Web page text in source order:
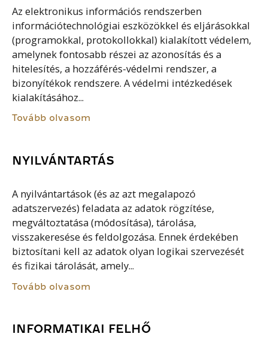
Az elektronikus információs rendszerben
információtechnológiai eszközökkel és eljárásokkal
(programokkal, protokollokkal) kialakított védelem,
amelynek fontosabb részei az azonosítás és a
hitelesítés, a hozzáférés-védelmi rendszer, a
bizonyítékok rendszere. A védelmi intézkedések
kialakításához...
Tovább olvasom
NYILVÁNTARTÁS
A nyilvántartások (és az azt megalapozó
adatszervezés) feladata az adatok rögzítése,
megváltoztatása (módosítása), tárolása,
visszakeresése és feldolgozása. Ennek érdekében
biztosítani kell az adatok olyan logikai szervezését
és fizikai tárolását, amely...
Tovább olvasom
INFORMATIKAI FELHŐ